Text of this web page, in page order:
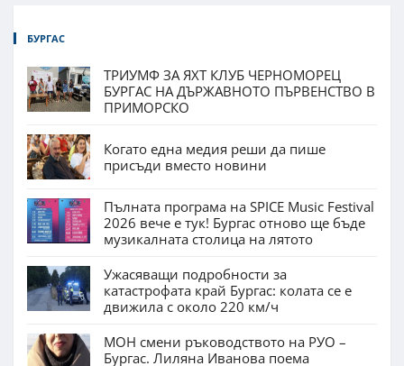
БУРГАС
ТРИУМФ ЗА ЯХТ КЛУБ ЧЕРНОМОРЕЦ
БУРГАС НА ДЪРЖАВНОТО ПЪРВЕНСТВО В
ПРИМОРСКО
Когато една медия реши да пише
присъди вместо новини
Пълната програма на SPICE Music Festival
2026 вече е тук! Бургас отново ще бъде
музикалната столица на лятото
Ужасяващи подробности за
катастрофата край Бургас: колата се е
движила с около 220 км/ч
МОН смени ръководството на РУО –
Бургас. Лиляна Иванова поема